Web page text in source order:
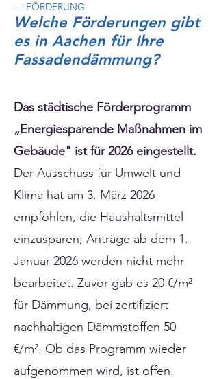
— FÖRDERUNG
Welche Förderungen gibt
es in Aachen für Ihre
Fassadendämmung?
Das städtische Förderprogramm
„Energiesparende Maßnahmen im
Gebäude" ist für 2026 eingestellt.
Der Ausschuss für Umwelt und
Klima hat am 3. März 2026
empfohlen, die Haushaltsmittel
einzusparen; Anträge ab dem 1.
Januar 2026 werden nicht mehr
bearbeitet. Zuvor gab es 20 €/m²
für Dämmung, bei zertifiziert
nachhaltigen Dämmstoffen 50
€/m². Ob das Programm wieder
aufgenommen wird, ist offen.